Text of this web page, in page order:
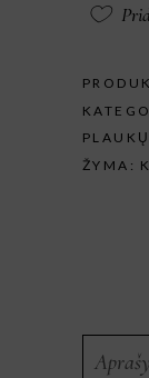
ŽYMA: